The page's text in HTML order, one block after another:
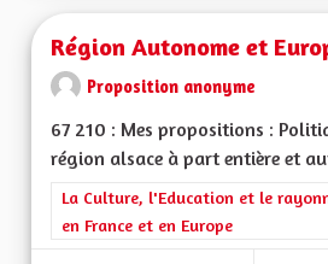
Région Autonome et
Proposition anonyme
67 210 : Mes propositions :
région alsace à part entière et
Filtrer les résultats de la catégorie
La Culture, l'Education et le
en France et en Europe